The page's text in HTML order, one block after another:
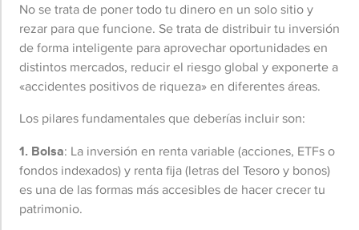
No se trata de poner todo tu dinero en un solo sitio y
rezar para que funcione. Se trata de distribuir tu inversión
de forma inteligente para aprovechar oportunidades en
distintos mercados, reducir el riesgo global y exponerte a
«accidentes positivos de riqueza» en diferentes áreas.
Los pilares fundamentales que deberías incluir son:
1. Bolsa: La inversión en renta variable (acciones, ETFs o
fondos indexados) y renta fija (letras del Tesoro y bonos)
es una de las formas más accesibles de hacer crecer tu
patrimonio.